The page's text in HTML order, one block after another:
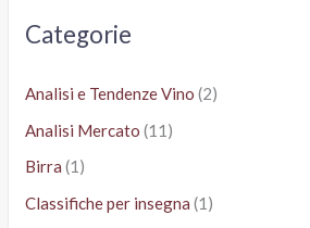
Categorie
Analisi e Tendenze Vino (2)
Analisi Mercato (11)
Birra (1)
Classifiche per insegna (1)